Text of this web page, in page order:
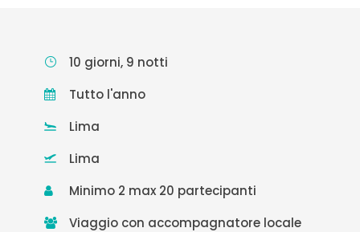
10 giorni, 9 notti
Tutto l'anno
Lima
Lima
Minimo 2 max 20 partecipanti
Viaggio con accompagnatore locale